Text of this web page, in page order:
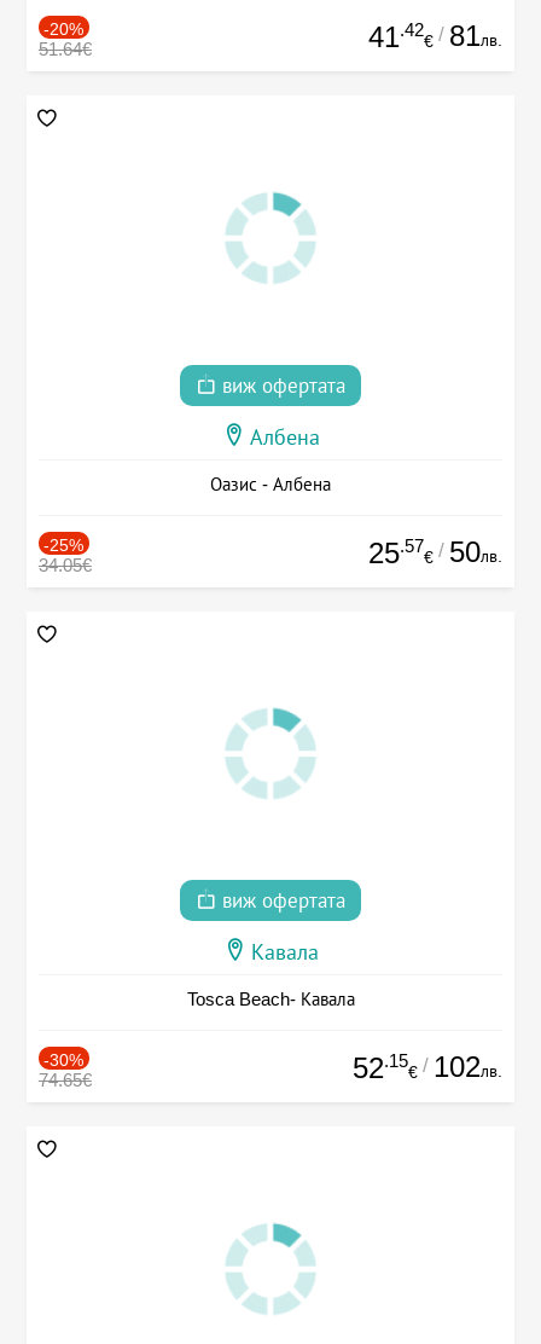
-20%
51.64€ 41.42
€ / 81лв.
виж офертата
Албена
Оазис - Албена
-25%
34.05€ 25.57
€ / 50лв.
виж офертата
Кавала
Tosca Beach- Кавала
-30%
74.65€ 52.15
€ / 102лв.